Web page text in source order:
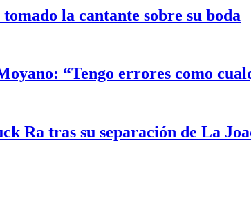
la cantante sobre su boda
“Tengo errores como
Ra tras su separación de La